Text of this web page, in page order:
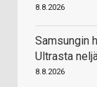
8.8.2026
Samsungin
Ultrasta
8.8.2026